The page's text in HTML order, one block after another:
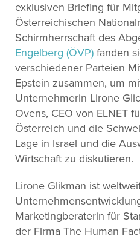
exklusiven Briefing für
Österreichischen
Schirmherrschaft des
Engelberg (ÖVP) fanden
verschiedener Parteien
Epstein zusammen, um
Unternehmerin Lirone
Ovens, CEO von ELNET
Österreich und die
Lage in Israel und die
Wirtschaft zu diskutieren.
Lirone Glikman ist
Marketingberaterin für
der Firma The Human